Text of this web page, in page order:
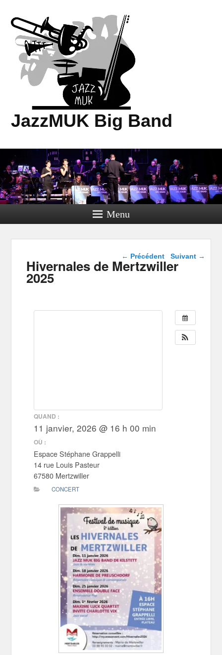
JazzMUK Big Band
Menu
Navigation dans les
← Précédent Suivant →
Hivernales de Mertzwiller
2025
QUAND :
11 janvier, 2026 @ 16 h 00 min
OÙ :
Espace Stéphane Grappelli
14 rue Louis Pasteur
67580 Mertzwiller
CONCERT